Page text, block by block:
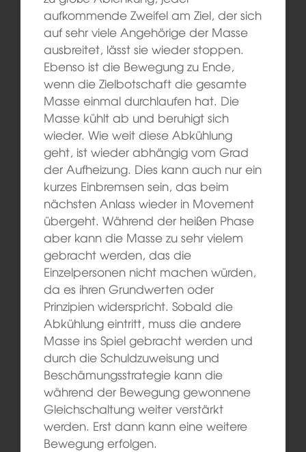
aufkommende Zweifel am Ziel, der sich
auf sehr viele Angehörige der Masse
ausbreitet, lässt sie wieder stoppen.
Ebenso ist die Bewegung zu Ende,
wenn die Zielbotschaft die gesamte
Masse einmal durchlaufen hat. Die
Masse kühlt ab und beruhigt sich
wieder. Wie weit diese Abkühlung
geht, ist wieder abhängig vom Grad
der Aufheizung. Dies kann auch nur ein
kurzes Einbremsen sein, das beim
nächsten Anlass wieder in Movement
übergeht. Während der heißen Phase
aber kann die Masse zu sehr vielem
gebracht werden, das die
Einzelpersonen nicht machen würden,
da es ihren Grundwerten oder
Prinzipien widerspricht. Sobald die
Abkühlung eintritt, muss die andere
Masse ins Spiel gebracht werden und
durch die Schuldzuweisung und
Beschämungsstrategie kann die
während der Bewegung gewonnene
Gleichschaltung weiter verstärkt
werden. Erst dann kann eine weitere
Bewegung erfolgen.